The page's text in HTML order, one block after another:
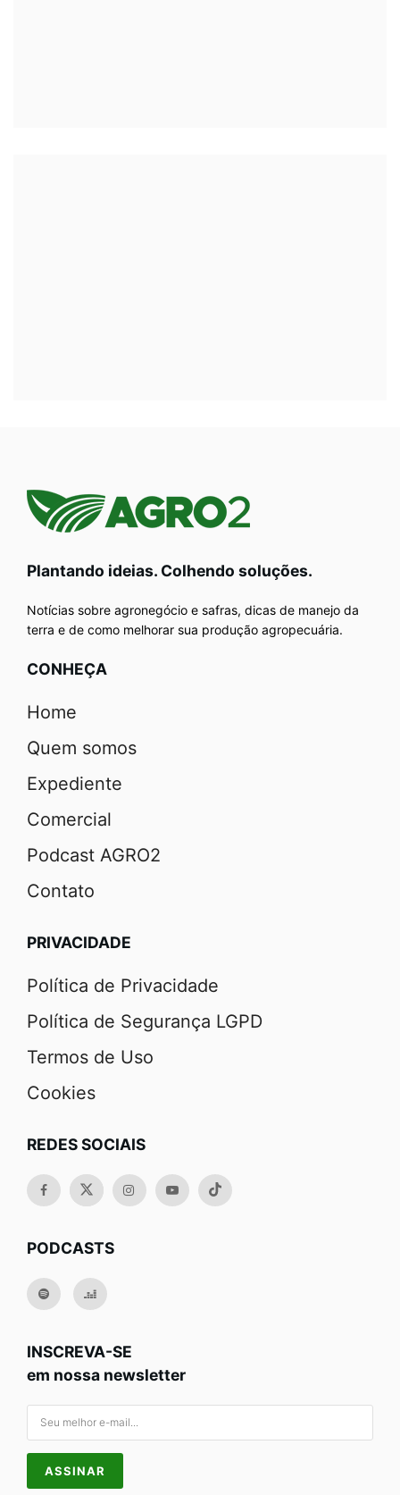
Plantando ideias. Colhendo soluções.
Notícias sobre agronegócio e safras, dicas de manejo da
terra e de como melhorar sua produção agropecuária.
CONHEÇA
Home
Quem somos
Expediente
Comercial
Podcast AGRO2
Contato
PRIVACIDADE
Política de Privacidade
Política de Segurança LGPD
Termos de Uso
Cookies
REDES SOCIAIS
PODCASTS
INSCREVA-SE
em nossa newsletter